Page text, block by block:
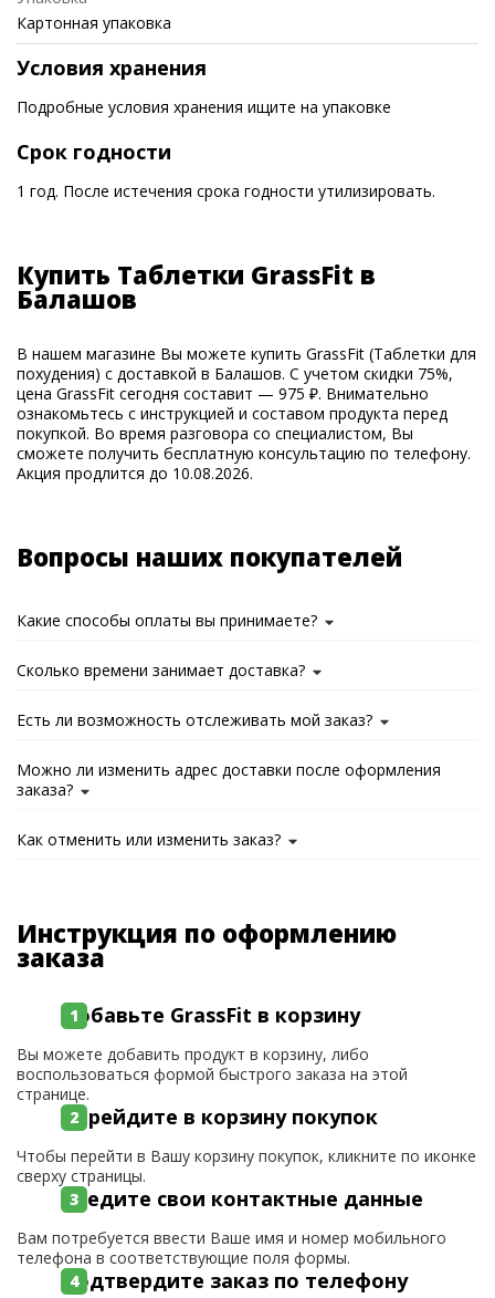
Картонная упаковка
Условия хранения
Подробные условия хранения ищите на упаковке
Срок годности
1 год. После истечения срока годности утилизировать.
Купить Таблетки GrassFit в
Балашов
В нашем магазине Вы можете купить GrassFit (Таблетки для
похудения) с доставкой в Балашов. С учетом скидки 75%,
цена GrassFit сегодня составит — 975 ₽. Внимательно
ознакомьтесь с инструкцией и составом продукта перед
покупкой. Во время разговора со специалистом, Вы
сможете получить бесплатную консультацию по телефону.
Акция продлится до 10.08.2026.
Вопросы наших покупателей
Какие способы оплаты вы принимаете?
Сколько времени занимает доставка?
Есть ли возможность отслеживать мой заказ?
Можно ли изменить адрес доставки после оформления
заказа?
Как отменить или изменить заказ?
Инструкция по оформлению
заказа
Добавьте GrassFit в корзину
Вы можете добавить продукт в корзину, либо
воспользоваться формой быстрого заказа на этой
странице.
Перейдите в корзину покупок
Чтобы перейти в Вашу корзину покупок, кликните по иконке
сверху страницы.
Введите свои контактные данные
Вам потребуется ввести Ваше имя и номер мобильного
телефона в соответствующие поля формы.
Подтвердите заказ по телефону